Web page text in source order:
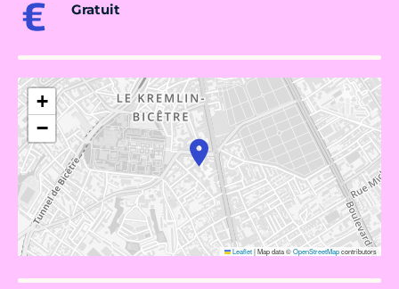
Gratuit
+
−
Leaflet|Map data ©OpenStreetMapcontributors